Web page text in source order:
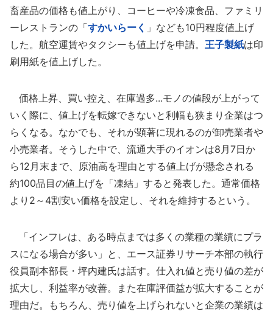
畜産品の価格も値上がり、コーヒーや冷凍食品、ファミリ
ーレストランの「すかいらーく 」なども10円程度値上げ
した。航空運賃やタクシーも値上げを申請。 王子製紙は印
刷用紙を値上げした。
価格上昇、買い控え、在庫過多...モノの値段が上がって
いく際に、値上げを転嫁できないと利幅も狭まり企業はつ
らくなる。なかでも、それが顕著に現れるのが卸売業者や
小売業者。そうした中で、流通大手のイオンは8月7日か
ら12月末まで、原油高を理由とする値上げが懸念される
約100品目の値上げを「凍結」すると発表した。通常価格
より2～4割安い価格を設定し、それを維持するという。
「インフレは、ある時点までは多くの業種の業績にプラ
スになる場合が多い」と、エース証券リサーチ本部の執行
役員副本部長・坪内建氏は話す。仕入れ値と売り値の差が
拡大し、利益率が改善。また在庫評価益が拡大することが
理由だ。もちろん、売り値を上げられないと企業の業績は